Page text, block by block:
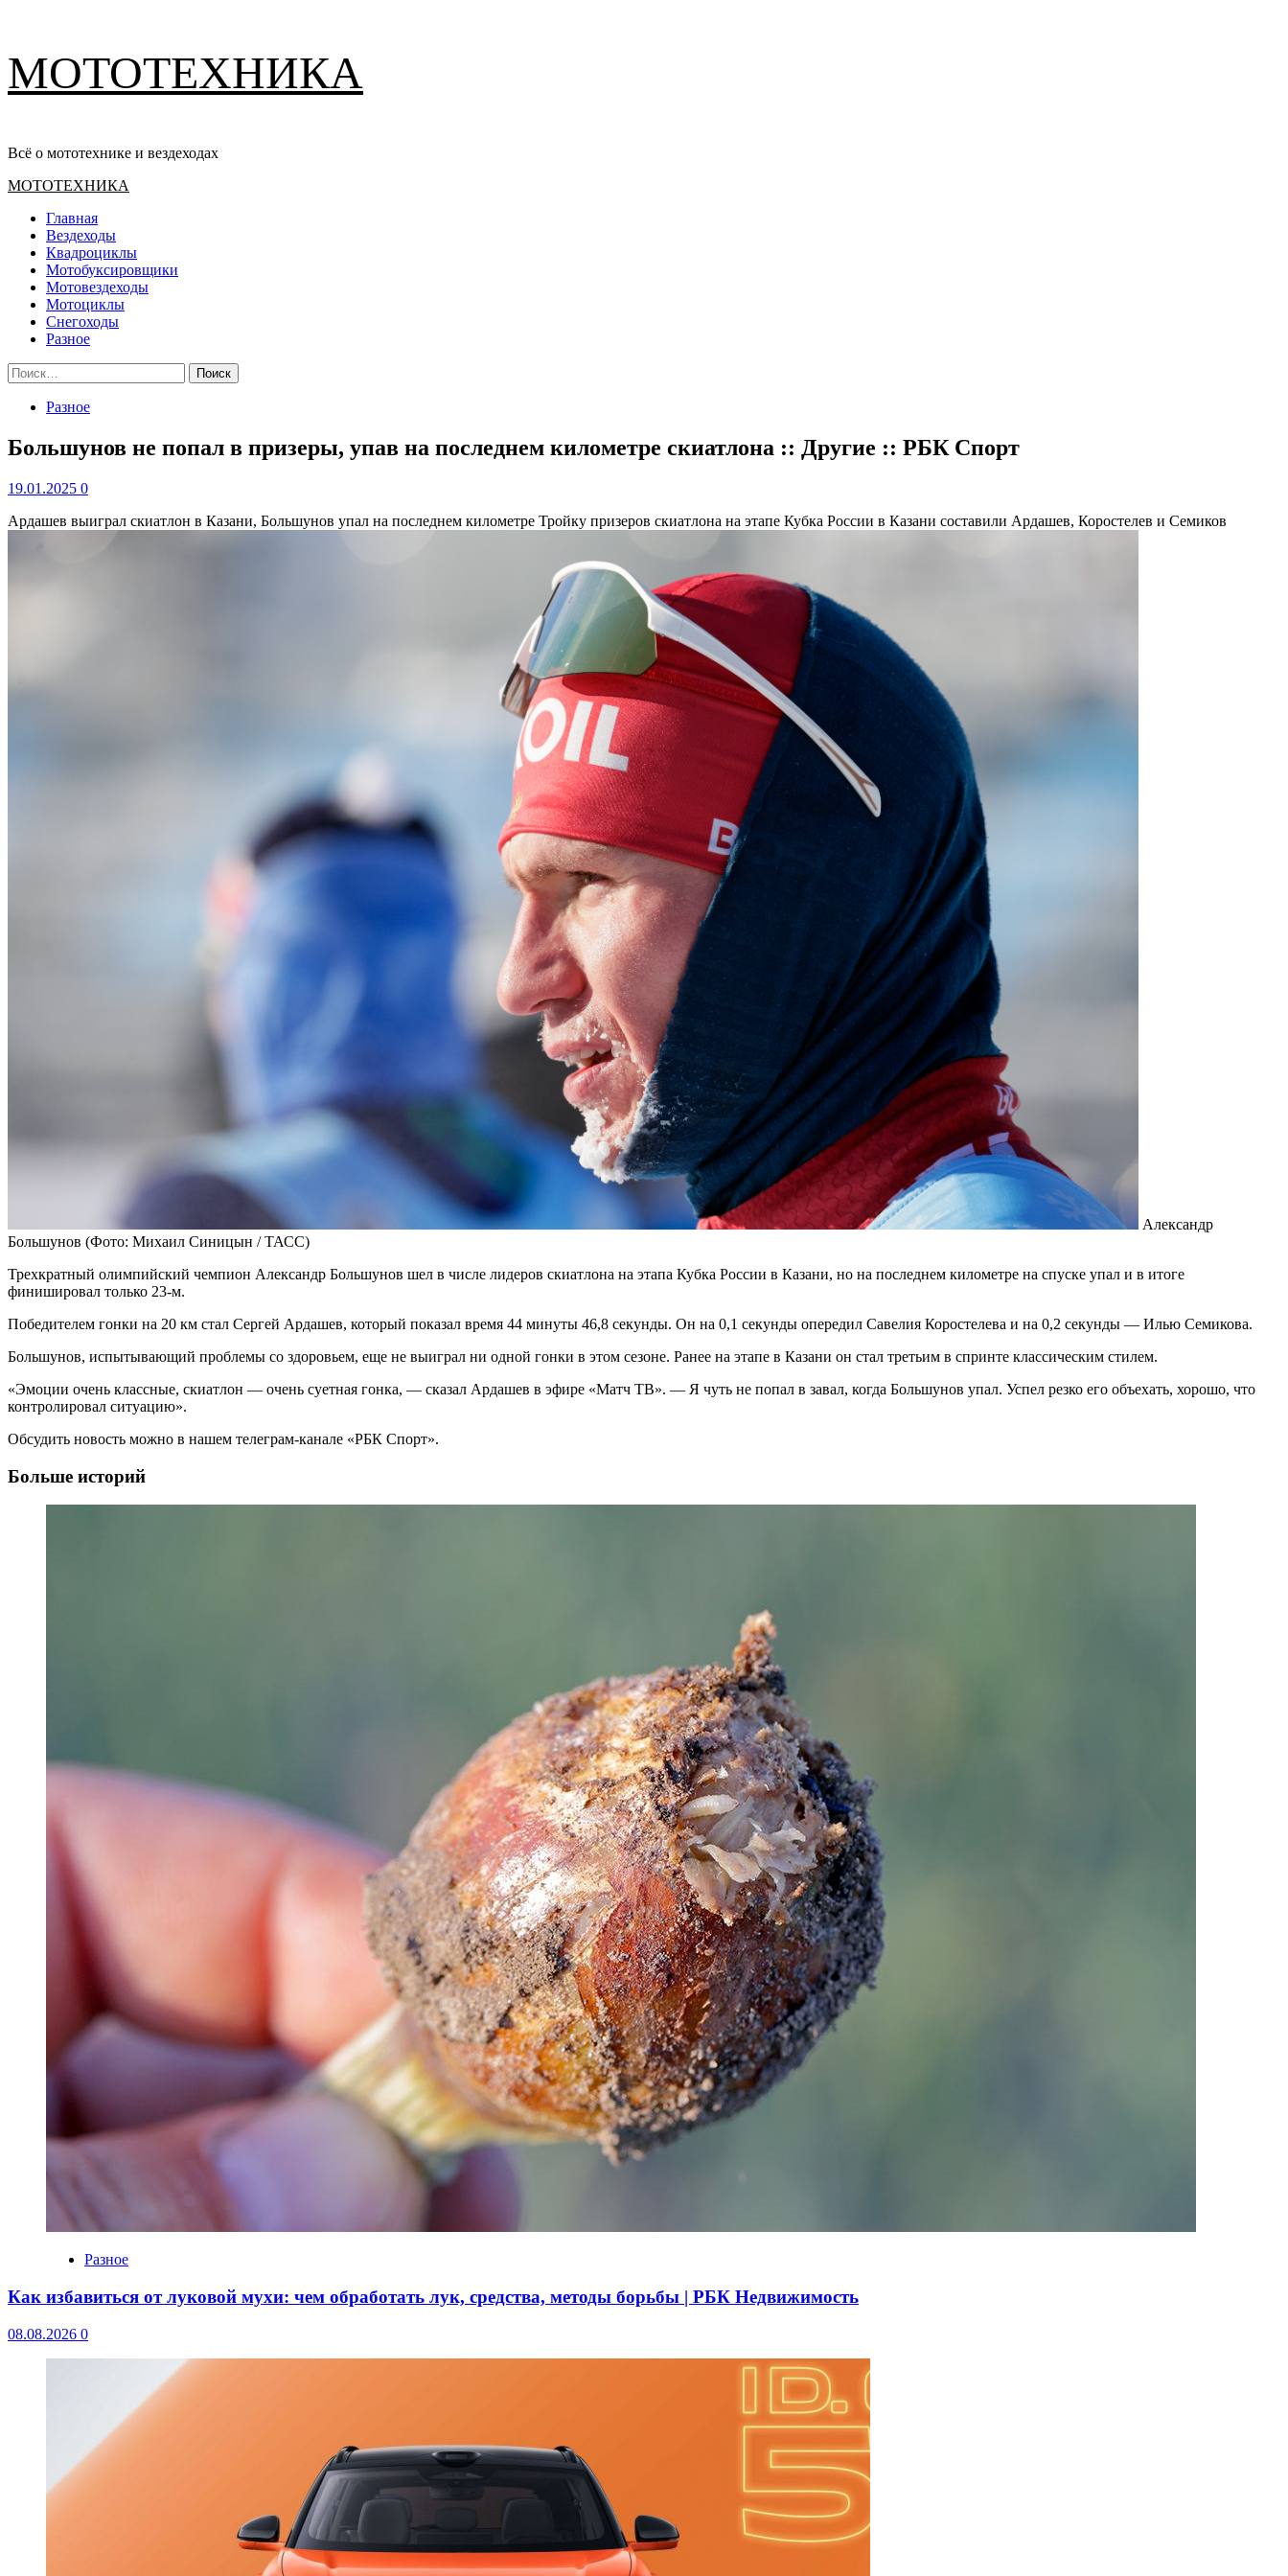
содержимому
МОТОТЕХНИКА
Всё о мототехнике и вездеходах
Основное
МОТОТЕХНИКА
Главная
Вездеходы
Квадроциклы
Мотобуксировщики
Мотовездеходы
Мотоциклы
Снегоходы
Разное
Найти:
Разное
Большунов не попал в призеры, упав на последнем километре скиатлона :: Другие :: РБК Спорт
19.01.2025 0
Ардашев выиграл скиатлон в Казани, Большунов упал на последнем километре Тройку призеров скиатлона на этапе Кубка России в Казани составили Ардашев, Коростелев и Семиков
Александр
Большунов (Фото: Михаил Синицын / ТАСС)
Трехкратный олимпийский чемпион Александр Большунов шел в числе лидеров скиатлона на этапа Кубка России в Казани, но на последнем километре на спуске упал и в итоге
финишировал только 23-м.
Победителем гонки на 20 км стал Сергей Ардашев, который показал время 44 минуты 46,8 секунды. Он на 0,1 секунды опередил Савелия Коростелева и на 0,2 секунды — Илью Семикова.
Большунов, испытывающий проблемы со здоровьем, еще не выиграл ни одной гонки в этом сезоне. Ранее на этапе в Казани он стал третьим в спринте классическим стилем.
«Эмоции очень классные, скиатлон — очень суетная гонка, — сказал Ардашев в эфире «Матч ТВ». — Я чуть не попал в завал, когда Большунов упал. Успел резко его объехать, хорошо, что
контролировал ситуацию».
Обсудить новость можно в нашем телеграм-канале «РБК Спорт».
Больше историй
Разное
Как избавиться от луковой мухи: чем обработать лук, средства, методы борьбы | РБК Недвижимость
08.08.2026 0